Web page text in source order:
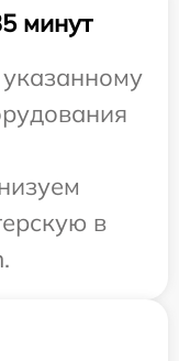
минут
в